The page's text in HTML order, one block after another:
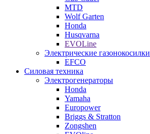
MTD
Wolf Garten
Honda
Husqvarna
EVOLine
Электрические газонокосилки
EFCO
Силовая техника
Электрогенераторы
Honda
Yamaha
Europower
Briggs & Stratton
Zongshen